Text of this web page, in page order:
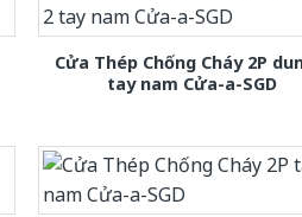
Cửa Thép Chống Cháy 2P
tay nam Cửa-a-SGD